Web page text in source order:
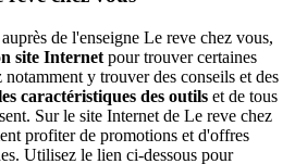
de l'enseigne Le reve chez vous,
site Internet pour trouver certaines
y trouver des conseils et des
caractéristiques des outils et de tous
Sur le site Internet de Le reve chez
profiter de promotions et d'offres
Utilisez le lien ci-dessous pour